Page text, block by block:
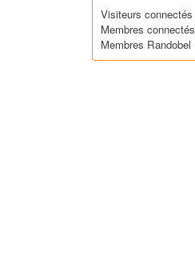
Visiteurs
Membres
Membres Randobel